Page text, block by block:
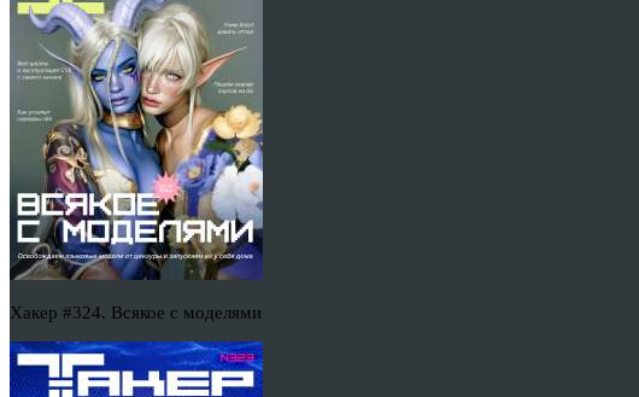
Хакер #324. Всякое с моделями